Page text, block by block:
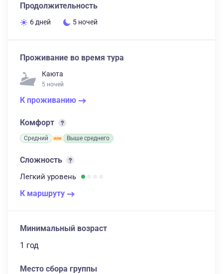
Продолжительность
6 дней 5 ночей
Проживание во время тура
Каюта
5 ночей
К проживанию
Комфорт
Средний Выше среднего
Сложность
Легкий уровень
К маршруту
Минимальный возраст
1 год
Место сбора группы